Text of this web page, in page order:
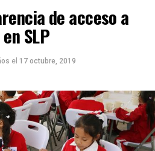
de acceso a
SLP
el 17 octubre, 2019